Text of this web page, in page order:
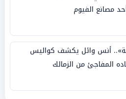
مصانع الفيوم
أنس وائل يكشف كواليس
المفاجئ من الزمالك